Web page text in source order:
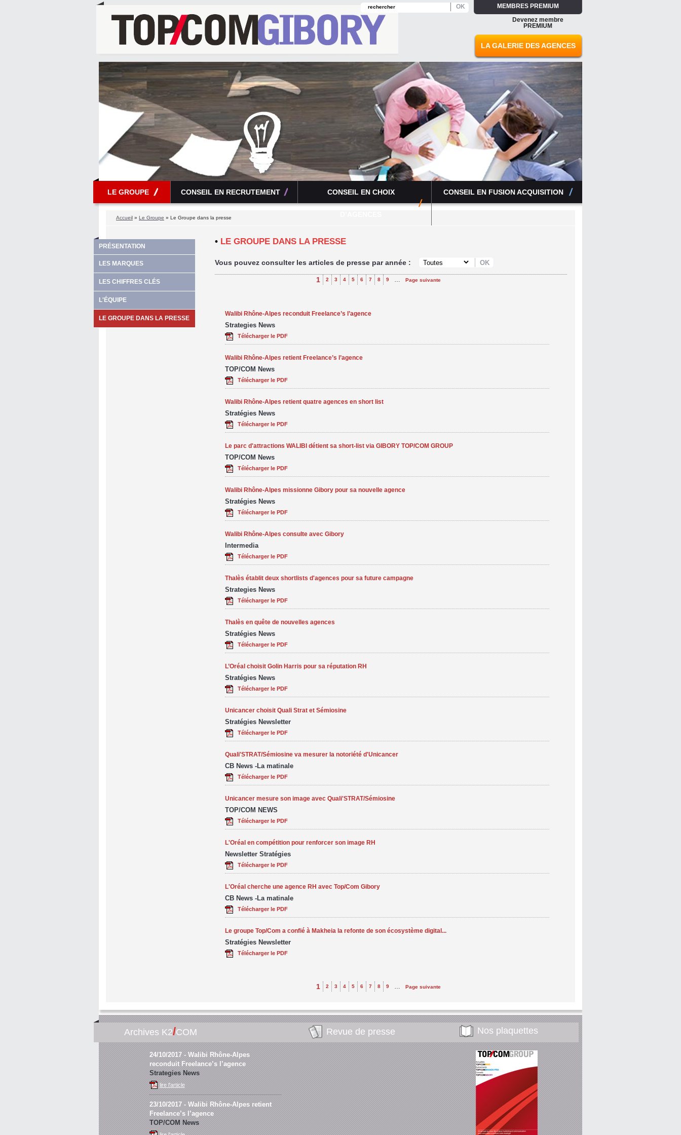
MEMBRES PREMIUM
LA GALERIE DES AGENCES
Devenez membre
PREMIUM
LE GROUPE CONSEIL EN RECRUTEMENT CONSEIL EN CHOIX CONSEIL EN FUSION ACQUISITION
Accueil » Le Groupe » Le Groupe dans la presse
• LE GROUPE DANS LA PRESSE
PRÉSENTATION
LES MARQUES
LES CHIFFRES CLÉS
L'ÉQUIPE
LE GROUPE DANS LA PRESSE
Vous pouvez consulter les articles de presse par année :
1 2 3 4 5 6 7 8 9 … Page suivante
Walibi Rhône-Alpes reconduit Freelance’s l’agence
Strategies News
Télécharger le PDF
Walibi Rhône-Alpes retient Freelance’s l’agence
TOP/COM News
Télécharger le PDF
Walibi Rhône-Alpes retient quatre agences en short list
Stratégies News
Télécharger le PDF
Le parc d'attractions WALIBI détient sa short-list via GIBORY TOP/COM GROUP
TOP/COM News
Télécharger le PDF
Walibi Rhône-Alpes missionne Gibory pour sa nouvelle agence
Stratégies News
Télécharger le PDF
Walibi Rhône-Alpes consulte avec Gibory
Intermedia
Télécharger le PDF
Thalès établit deux shortlists d'agences pour sa future campagne
Strategies News
Télécharger le PDF
Thalès en quête de nouvelles agences
Stratégies News
Télécharger le PDF
L’Oréal choisit Golin Harris pour sa réputation RH
Stratégies News
Télécharger le PDF
Unicancer choisit Quali Strat et Sémiosine
Stratégies Newsletter
Télécharger le PDF
Quali'STRAT/Sémiosine va mesurer la notoriété d'Unicancer
CB News -La matinale
Télécharger le PDF
Unicancer mesure son image avec Quali'STRAT/Sémiosine
TOP/COM NEWS
Télécharger le PDF
L'Oréal en compétition pour renforcer son image RH
Newsletter Stratégies
Télécharger le PDF
L'Oréal cherche une agence RH avec Top/Com Gibory
CB News -La matinale
Télécharger le PDF
Le groupe Top/Com a confié à Makheia la refonte de son écosystème digital...
Stratégies Newsletter
Télécharger le PDF
1 2 3 4 5 6 7 8 9 … Page suivante
Archives K2/COM Revue de presse Nos plaquettes
24/10/2017- Walibi Rhône-Alpes
reconduit Freelance’s l’agence
Strategies News
lire l'article
23/10/2017- Walibi Rhône-Alpes retient
Freelance’s l’agence
TOP/COM News